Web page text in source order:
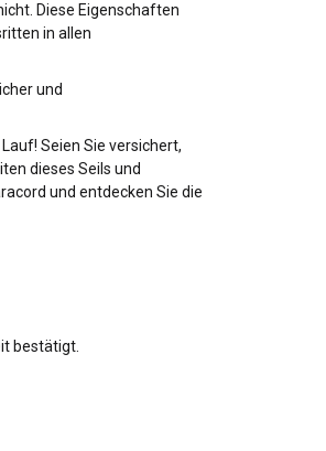
Diese Eigenschaften
in allen
und
Seien Sie versichert,
dieses Seils und
und entdecken Sie die
bestätigt.